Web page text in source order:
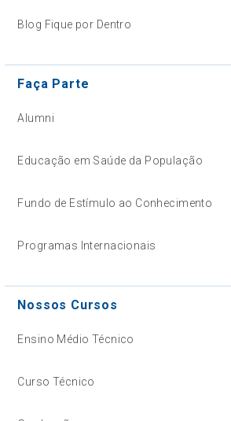
Blog Fique por Dentro
Faça Parte
Alumni
Educação em Saúde da População
Fundo de Estímulo ao Conhecimento
Programas Internacionais
Nossos Cursos
Ensino Médio Técnico
Curso Técnico